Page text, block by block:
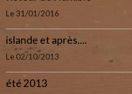
Le 31/01/2016
islande et après....
Le 02/10/2013
été 2013